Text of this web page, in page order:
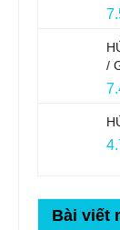
/
Bài viết